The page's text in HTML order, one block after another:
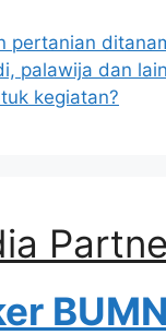
pertanian
palawija dan
kegiatan?
BUMN